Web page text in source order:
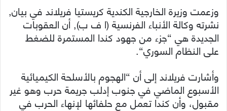
وزعمت وزيرة الخارجية الكندية كريستيا فريلاند في بيان,
نشرته وكالة الأنباء الفرنسية (ا ف ب), أن العقوبات
الجديدة هي “جزء من جهود كندا المستمرة للضغط
على النظام السوري“.
وأشارت فريلاند إلى أن “الهجوم بالأسلحة الكيميائية
الأسبوع الماضي في جنوب إدلب جريمة حرب وهو غير
مقبول، وأن كندا تعمل مع حلفائها لإنهاء الحرب في